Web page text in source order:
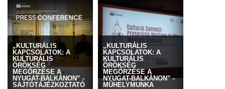
„KULTURÁLIS
KAPCSOLATOK: A
KULTURÁLIS
ÖRÖKSÉG
MEGŐRZÉSE A
NYUGAT-BALKÁNON” -
SAJTÓTÁJÉZKOZTATÓ
„KULTURÁLIS
KAPCSOLATOK: A
KULTURÁLIS
ÖRÖKSÉG
MEGŐRZÉSE A
NYUGAT-BALKÁNON” -
MŰHELYMUNKA